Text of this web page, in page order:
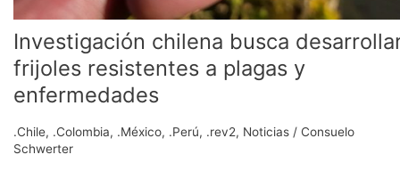
Investigación chilena busca
frijoles resistentes a plagas y
enfermedades
.Chile, .Colombia, .México, .Perú, .rev2, Noticias / Consuelo
Schwerter